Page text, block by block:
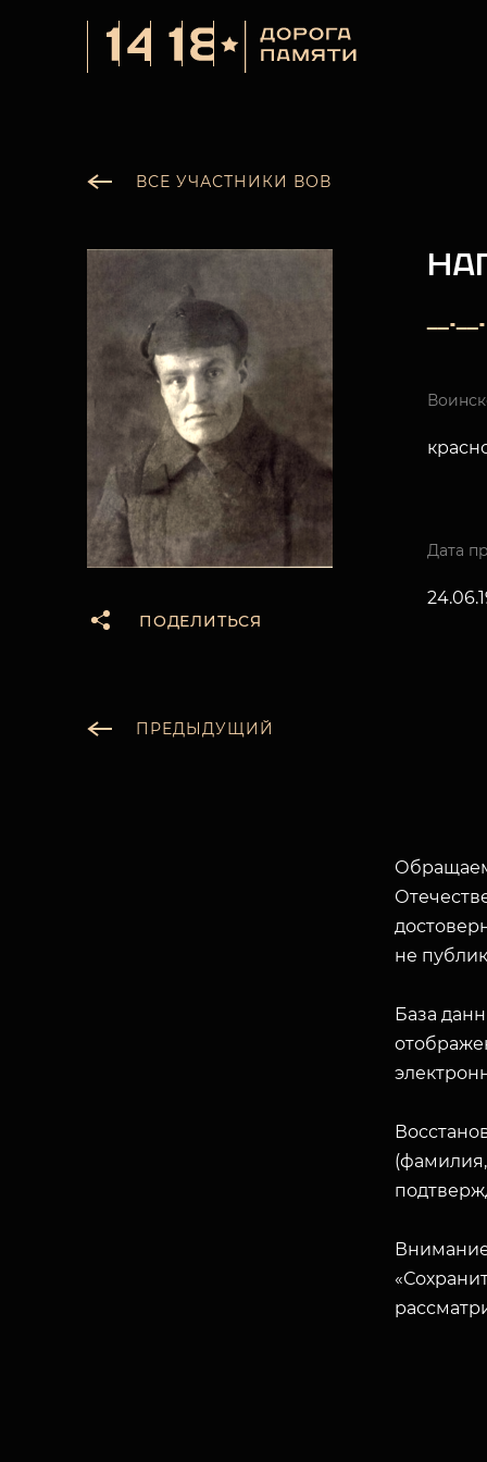
ВСЕ УЧАСТНИКИ ВОВ
ПОДЕЛИТЬСЯ
Дата
ПРЕДЫДУЩИЙ
не
База